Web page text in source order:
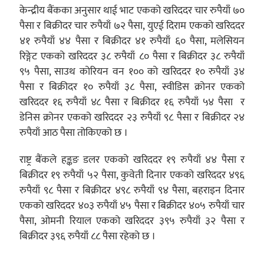
केन्द्रीय बैंकका अनुसार थाई भाट एकको खरिददर चार रुपैयाँ ७०
पैसा र बिक्रीदर चार रुपैयाँ ७२ पैसा, युएई दिराम एकको खरिददर
४१ रुपैयाँ ४४ पैसा र बिक्रीदर ४१ रुपैयाँ ६० पैसा, मलेसियन
रिङ्गेट एकको खरिददर ३८ रुपैयाँ ८० पैसा र बिक्रीदर ३८ रुपैयाँ
९५ पैसा, साउथ कोरियन वन १०० को खरिददर १० रुपैयाँ ३४
पैसा र बिक्रीदर १० रुपैयाँ ३८ पैसा, स्वीडिस क्रोनर एकको
खरिददर १६ रुपैयाँ ४८ पैसा र बिक्रीदर १६ रुपैयाँ ५४ पैसा र
डेनिस क्रोनर एकको खरिददर २३ रुपैयाँ ९८ पैसा र बिक्रीदर २४
रुपैयाँ आठ पैसा तोकिएको छ ।
राष्ट्र बैंकले हङ्कङ डलर एकको खरिददर १९ रुपैयाँ ४४ पैसा र
बिक्रीदर १९ रुपैयाँ ५२ पैसा, कुवेती दिनार एकको खरिददर ४९६
रुपैयाँ ९८ पैसा र बिक्रीदर ४९८ रुपैयाँ ९४ पैसा, बहराइन दिनार
एकको खरिददर ४०३ रुपैयाँ ४५ पैसा र बिक्रीदर ४०५ रुपैयाँ चार
पैसा, ओमनी रियाल एकको खरिददर ३९५ रुपैयाँ ३२ पैसा र
बिक्रीदर ३९६ रुपैयाँ ८८ पैसा रहेको छ ।